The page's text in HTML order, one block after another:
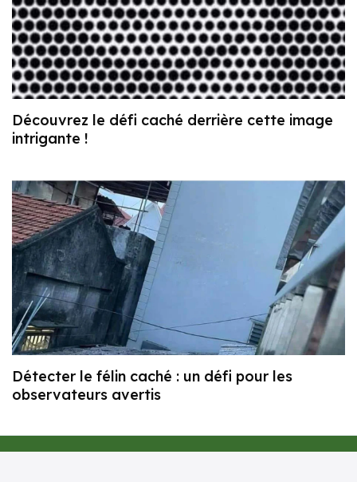
Découvrez le défi caché derrière cette image
intrigante !
Détecter le félin caché : un défi pour les
observateurs avertis